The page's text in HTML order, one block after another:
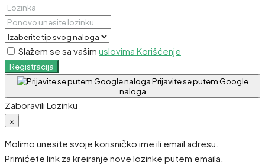
Slažem se sa vašim uslovima Korišćenje
Registracija
Prijavite se putem Google
naloga
Zaboravili Lozinku
×
Molimo unesite svoje korisničko ime ili email adresu.
Primićete link za kreiranje nove lozinke putem emaila.